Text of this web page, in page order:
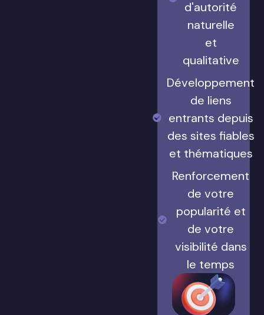
d'autorité
naturelle
et
qualitative
Développement
de liens
entrants depuis
des sites fiables
et thématiques
Renforcement
de votre
popularité et
de votre
visibilité dans
le temps